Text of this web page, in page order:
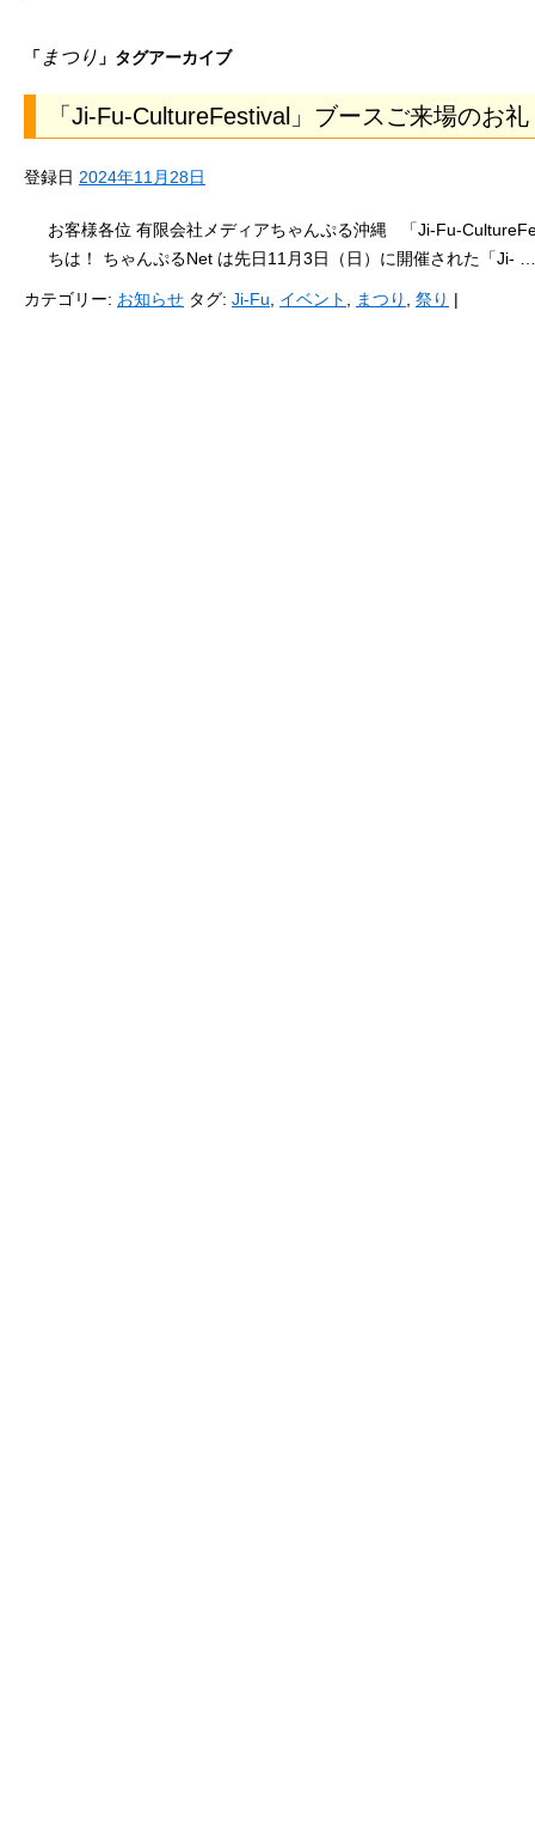
「 まつり 」タグアーカイブ
「Ji-Fu-CultureFestival」ブースご来場のお礼
登録日 2024年11月28日
お客様各位 有限会社メディアちゃんぷる沖縄 「Ji-Fu-
ちは！ ちゃんぷるNet は先日11月3日（日）に開催された「Ji-
カテゴリー: お知らせ タグ: Ji-Fu イベント まつり 祭り |